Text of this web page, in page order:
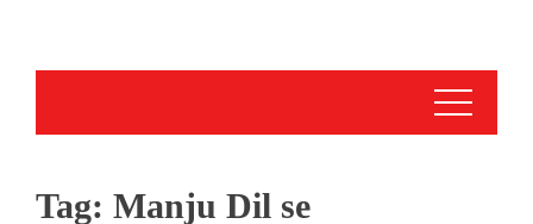
Tag: Manju Dil se